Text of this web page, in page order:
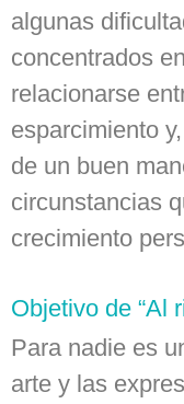
algunas
concentrados
relacionarse
esparcimiento
de un buen
circunstancias
crecimiento
Objetivo de “Al
Para nadie es
arte y las